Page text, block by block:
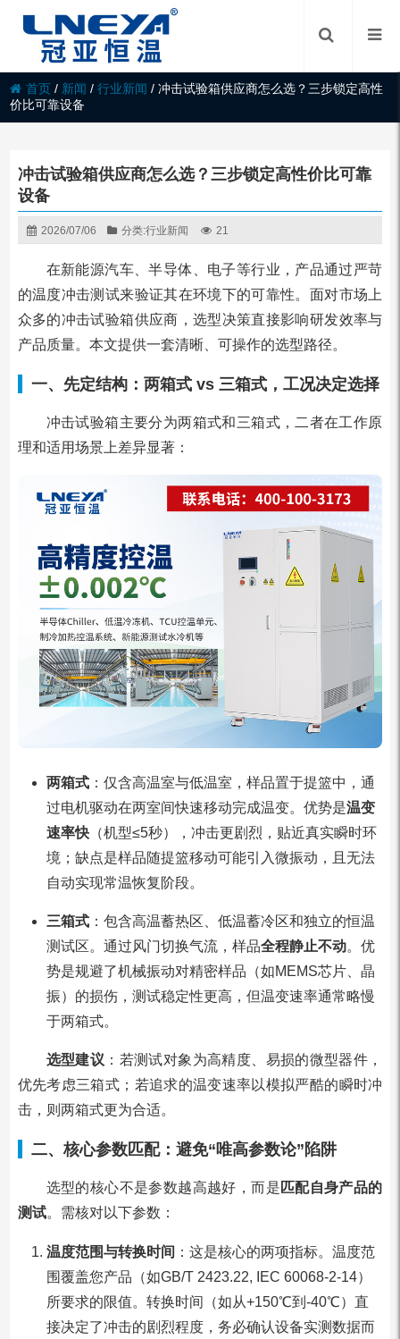
首页 / 新闻 /行业新闻 /冲击试验箱供应商怎么选？三步锁定高性
价比可靠设备
冲击试验箱供应商怎么选？三步锁定高性价比可靠
设备
2026/07/06 分类:行业新闻 21
在新能源汽车、半导体、电子等行业，产品通过严苛
的温度冲击测试来验证其在环境下的可靠性。面对市场上
众多的冲击试验箱供应商，选型决策直接影响研发效率与
产品质量。本文提供一套清晰、可操作的选型路径。
一、先定结构：两箱式 vs 三箱式，工况决定选择
冲击试验箱主要分为两箱式和三箱式，二者在工作原
理和适用场景上差异显著：
两箱式：仅含高温室与低温室，样品置于提篮中，通
过电机驱动在两室间快速移动完成温变。优势是温变
速率快（机型≤5秒），冲击更剧烈，贴近真实瞬时环
境；缺点是样品随提篮移动可能引入微振动，且无法
自动实现常温恢复阶段。
三箱式：包含高温蓄热区、低温蓄冷区和独立的恒温
测试区。通过风门切换气流，样品全程静止不动。优
势是规避了机械振动对精密样品（如MEMS芯片、晶
振）的损伤，测试稳定性更高，但温变速率通常略慢
于两箱式。
选型建议 ：若测试对象为高精度、易损的微型器件，
优先考虑三箱式；若追求的温变速率以模拟严酷的瞬时冲
击，则两箱式更为合适。
二、核心参数匹配：避免“唯高参数论”陷阱
选型的核心不是参数越高越好，而是匹配自身产品的
测试。需核对以下参数：
温度范围与转换时间 ：这是核心的两项指标。温度范
围覆盖您产品（如GB/T 2423.22, IEC 60068-2-14）
所要求的限值。转换时间（如从+150℃到-40℃）直
接决定了冲击的剧烈程度，务必确认设备实测数据而